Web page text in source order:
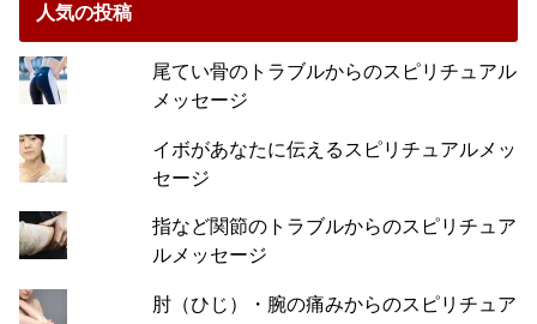
人気の投稿
尾てい骨のトラブルからのスピリチュアル
メッセージ
イボがあなたに伝えるスピリチュアルメッ
セージ
指など関節のトラブルからのスピリチュア
ルメッセージ
肘（ひじ）・腕の痛みからのスピリチュア